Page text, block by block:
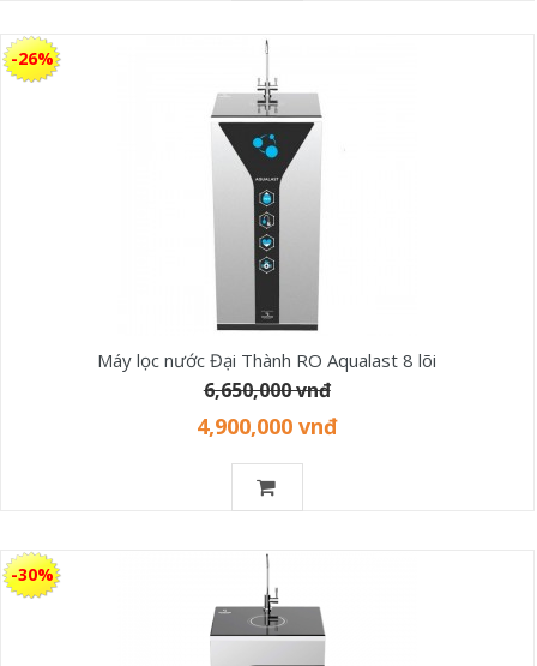
Máy lọc nước Đại Thành RO Aqualast 8 lõi
6,650,000 vnđ
4,900,000 vnđ
-26%
-30%